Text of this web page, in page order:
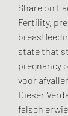
Share on
Fertility,
state that
pregnancy
voor
Dieser
falsch